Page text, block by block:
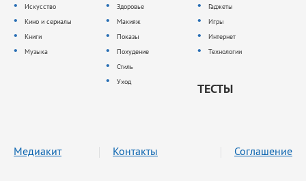
Искусство
Кино и сериалы
Книги
Музыка
Здоровье
Макияж
Показы
Похудение
Стиль
Уход
Гаджеты
Игры
Интернет
Технологии
ТЕСТЫ
Медиакит Контакты Соглашение